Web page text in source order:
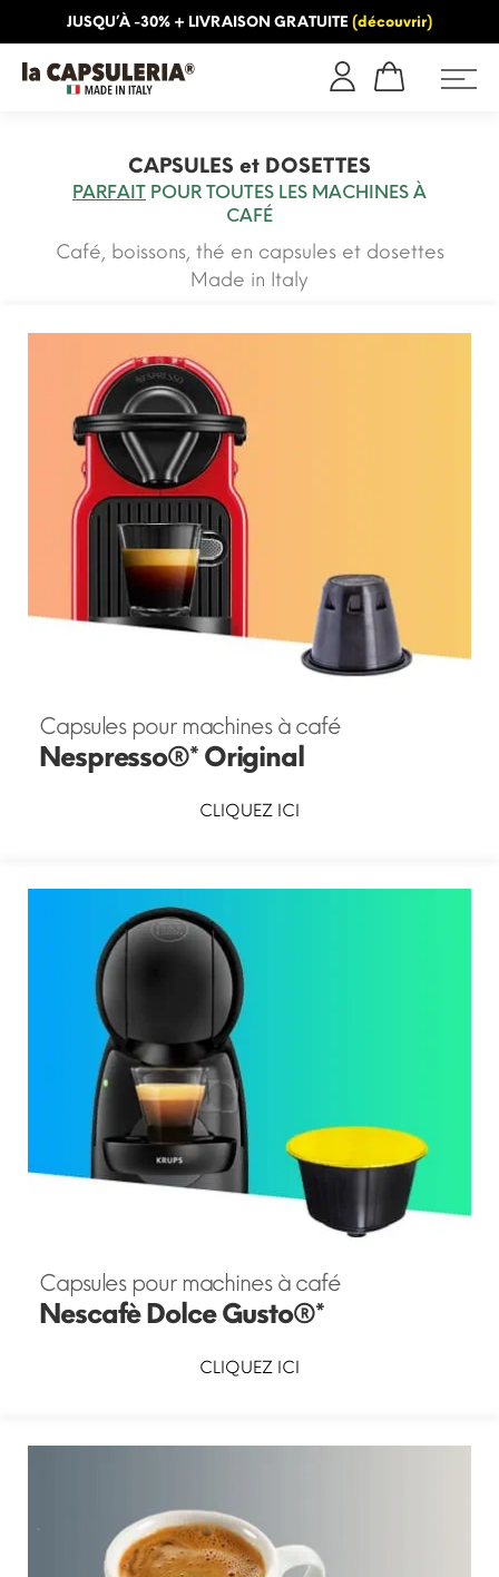
JUSQU’À -30% + LIVRAISON GRATUITE (découvrir)
CAPSULES et DOSETTES
PARFAIT POUR TOUTES LES MACHINES À
CAFÉ
Café, boissons, thé en capsules et dosettes
Made in Italy
Capsules pour machines à café
Nespresso®* Original
CLIQUEZ ICI
Capsules pour machines à café
Nescafè Dolce Gusto®*
CLIQUEZ ICI